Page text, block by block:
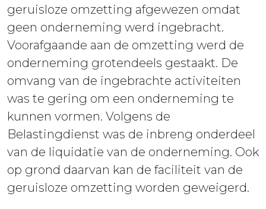
geruisloze omzetting afgewezen omdat
geen onderneming werd ingebracht.
Voorafgaande aan de omzetting werd de
onderneming grotendeels gestaakt. De
omvang van de ingebrachte activiteiten
was te gering om een onderneming te
kunnen vormen. Volgens de
Belastingdienst was de inbreng onderdeel
van de liquidatie van de onderneming. Ook
op grond daarvan kan de faciliteit van de
geruisloze omzetting worden geweigerd.